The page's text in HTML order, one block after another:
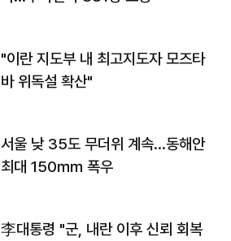
"이란 지도부 내 최고지도자 모즈타
바 위독설 확산"
서울 낮 35도 무더위 계속…동해안
최대 150㎜ 폭우
李대통령 "군, 내란 이후 신뢰 회복